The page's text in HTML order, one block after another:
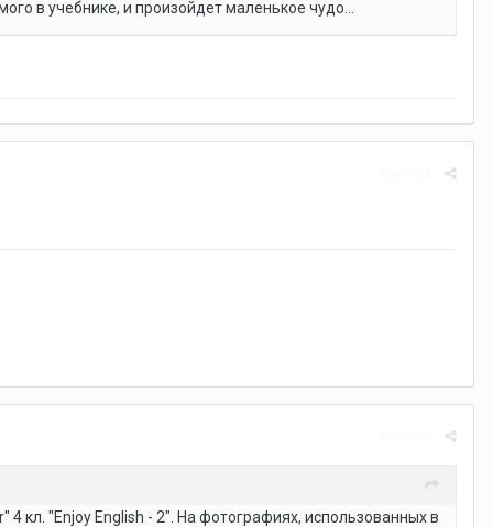
в учебнике, и произойдет маленькое чудо...
кл. "Enjoy English - 2". На фотографиях, использованных в